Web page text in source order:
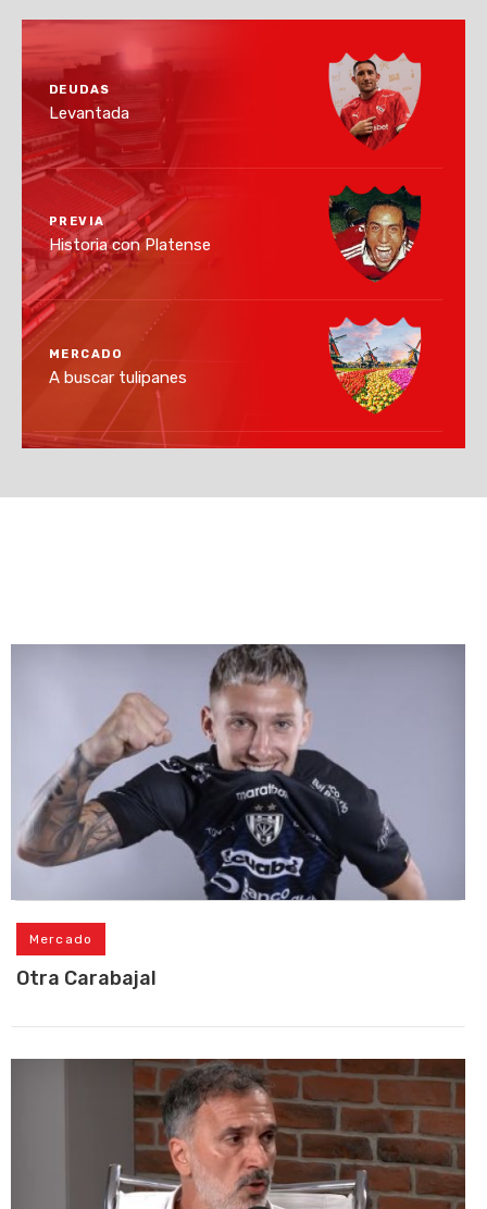
DEUDAS
Levantada
PREVIA
Historia con Platense
MERCADO
A buscar tulipanes
Mercado
Otra Carabajal